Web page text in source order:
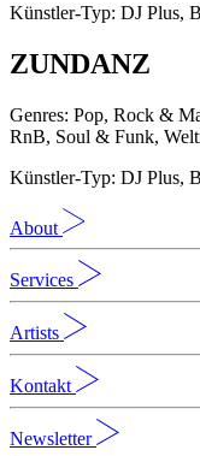
Künstler-Typ: DJ Plus,
ZUNDANZ
Genres: Pop, Rock &
RnB, Soul & Funk,
Künstler-Typ: DJ Plus,
About
Services
Artists
Kontakt
Newsletter